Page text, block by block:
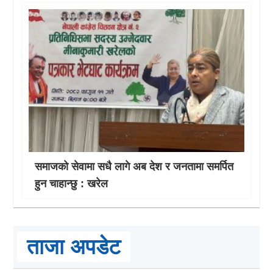
समाजको सेवामा सधै लागे अब देश र जनतामा समर्पित
हुन चाहान्छु : खरेल
ताजा अपडेट